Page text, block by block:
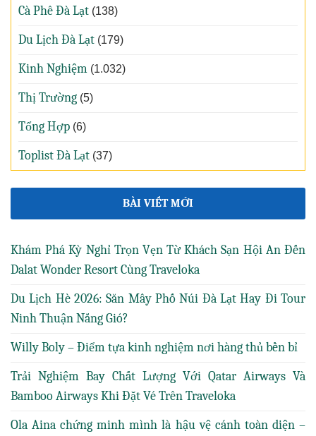
Cà Phê Đà Lạt (138)
Du Lịch Đà Lạt (179)
Kinh Nghiệm (1.032)
Thị Trường (5)
Tổng Hợp (6)
Toplist Đà Lạt (37)
BÀI VIẾT MỚI
Khám Phá Kỳ Nghỉ Trọn Vẹn Từ Khách Sạn Hội An Đến
Dalat Wonder Resort Cùng Traveloka
Du Lịch Hè 2026: Săn Mây Phố Núi Đà Lạt Hay Đi Tour
Ninh Thuận Nắng Gió?
Willy Boly – Điểm tựa kinh nghiệm nơi hàng thủ bền bỉ
Trải Nghiệm Bay Chất Lượng Với Qatar Airways Và
Bamboo Airways Khi Đặt Vé Trên Traveloka
Ola Aina chứng minh mình là hậu vệ cánh toàn diện –